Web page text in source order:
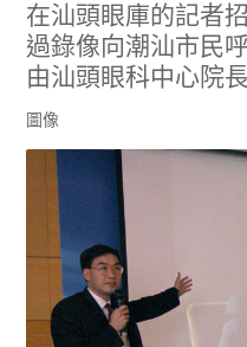
在汕頭眼庫的記者
過錄像向潮汕市民
由汕頭眼科中心院
圖像